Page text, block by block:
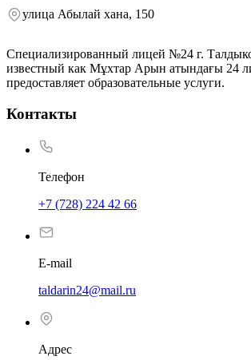
улица Абылай хана, 150
Специализированный лицей №24 г.
известный как Мұхтар Арын атындағы 24
предоставляет образовательные услуги.
Контакты
Телефон
+7 (728) 224 42 66
E-mail
taldarin24@mail.ru
Адрес